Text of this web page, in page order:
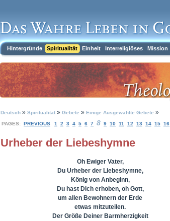
Hintergründe Spiritualität Einheit Interreligiöses Mission
Deutsch » Spiritualität » Gebete » Einige Ausgewählte Gebete »
PAGES: PREVIOUS 1 2 3 4 5 6 7 8 9 10 11 12 13 14 15 16
Urheber der Liebeshymne
Oh Ewiger Vater,
Du Urheber der Liebeshymne,
König von Anbeginn,
Du hast Dich erhoben, oh Gott,
um allen Bewohnern der Erde
etwas mitzuteilen.
Der Größe Deiner Barmherzigkeit